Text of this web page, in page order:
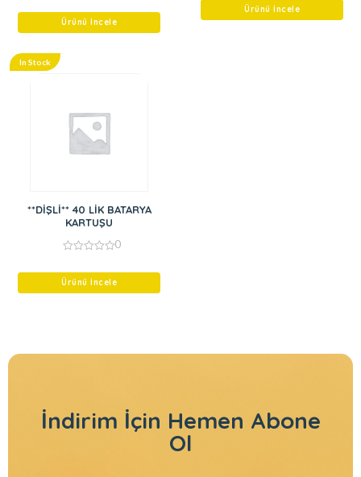
of
Ürünü İncele
of
Ürünü İncele
In Stock
**DİŞLİ** 40 LİK BATARYA
KARTUŞU
of
0
Ürünü İncele
İndirim İçin Hemen Abone
Ol